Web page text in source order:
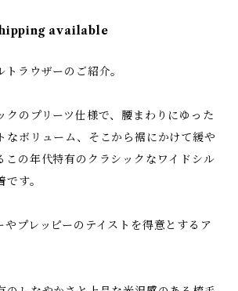
available
ラウザーのご紹介。
クのプリーツ仕様で、腰まわりにゆった
なボリューム、そこから裾にかけて緩や
この年代特有のクラシックなワイドシル
す。
やプレッピーのテイストを得意とするア